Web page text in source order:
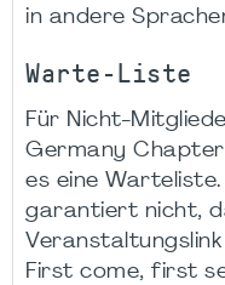
in andere
Warte-Liste
Für Nicht-
Germany
es eine
garantiert nicht,
First come, first